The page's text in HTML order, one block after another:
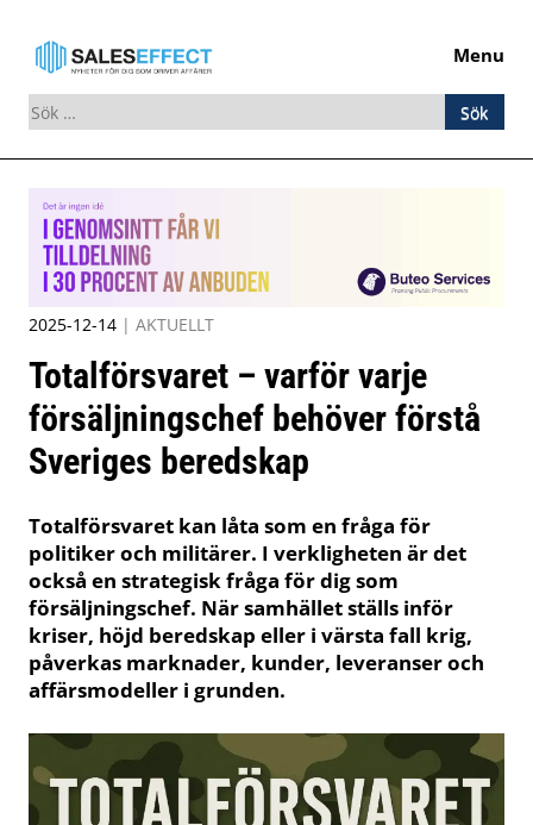
Menu
Sök
efter:
Skip
to
content
2025-12-14 | AKTUELLT
Totalförsvaret – varför varje
försäljningschef behöver förstå
Sveriges beredskap
Totalförsvaret kan låta som en fråga för
politiker och militärer. I verkligheten är det
också en strategisk fråga för dig som
försäljningschef. När samhället ställs inför
kriser, höjd beredskap eller i värsta fall krig,
påverkas marknader, kunder, leveranser och
affärsmodeller i grunden.